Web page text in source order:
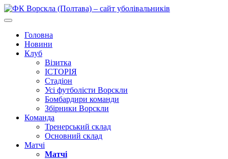
Головна
Новини
Клуб
Візитка
ІСТОРІЯ
Стадіон
Усі футболісти Ворскли
Бомбардири команди
Збірники Ворскли
Команда
Тренерський склад
Основний склад
Матчі
Матчі